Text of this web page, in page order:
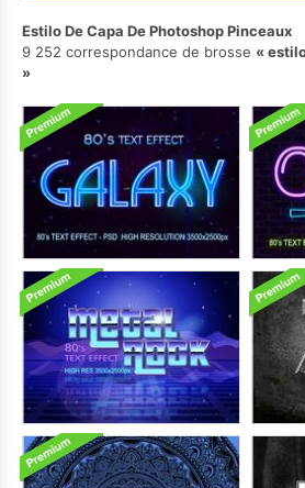
Estilo De Capa De Photoshop Pinceaux
9 252 correspondance de brosse